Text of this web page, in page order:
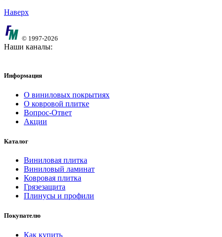
Наверх
© 1997-2026
Наши каналы:
Информация
О виниловых покрытиях
О ковровой плитке
Вопрос-Ответ
Акции
Каталог
Виниловая плитка
Виниловый ламинат
Ковровая плитка
Грязезащита
Плинусы и профили
Покупателю
Как купить